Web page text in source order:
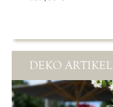
DEKO ARTIKEL